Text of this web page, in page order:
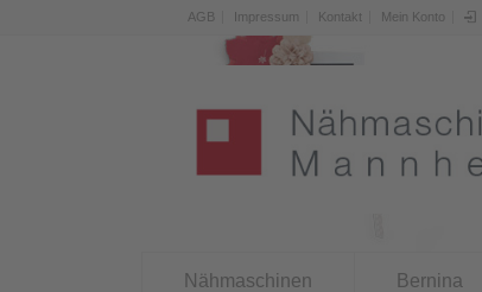
AGB Impressum Kontakt Mein Konto
Nähmaschinen Bernina